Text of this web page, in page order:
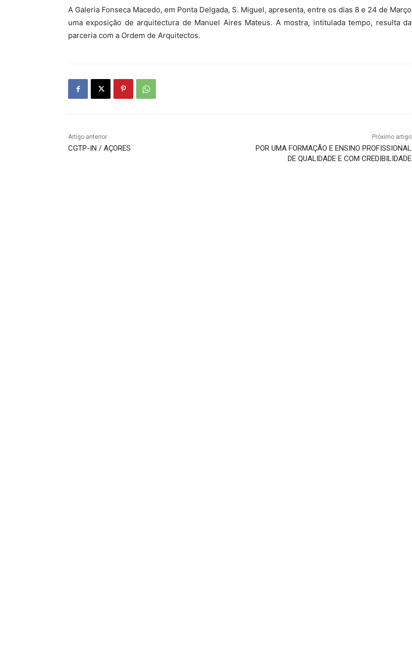
A Galeria Fonseca Macedo, em Ponta Delgada, S. Miguel, apresenta, entre os dias 8 e 24 de Março
uma exposição de arquitectura de Manuel Aires Mateus. A mostra, intitulada tempo, resulta da
parceria com a Ordem de Arquitectos.
Artigo anterior
CGTP-IN / AÇORES
Próximo artigo
POR UMA FORMAÇÃO E ENSINO PROFISSIONAL
DE QUALIDADE E COM CREDIBILIDADE